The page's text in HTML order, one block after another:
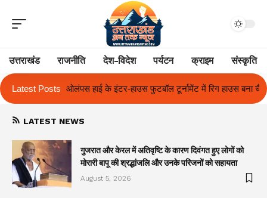
उत्तराखंड राजनीति देश-विदेश पर्यटन क्राइम संस्कृति
Latest Posts
फुटबॉल टूर्नामेंट में रिग हाउस बना चैंपियन तुलाज़ ने रचा इतिहास, संस्थान से
LATEST NEWS
गुजरात और केरल में अतिवृष्टि के कारण दिवंगत हुए लोगों को
मोरारी बापू की श्रद्धांजलि और उनके परिजनों को सहायता
August 5, 2026